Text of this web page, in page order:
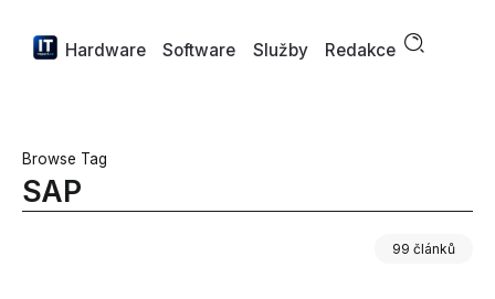
Hardware Software Služby Redakce
Browse Tag
SAP
99 článků